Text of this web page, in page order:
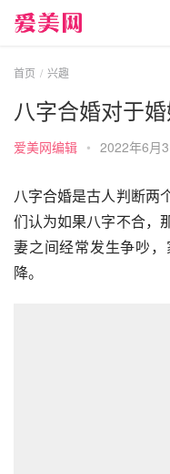
首页 兴趣
八字合婚对于
爱美网编辑 • 2022年6月
八字合婚是古人判断两
们认为如果八字不合，
妻之间经常发生争吵
降。